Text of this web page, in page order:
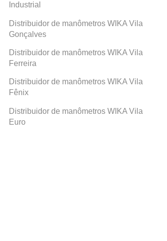
Distribuidor de manômetros WIKA
Prosperidade
Se você busca por Distribuidor de
Industrial
Distribuidor de manômetros WIKA Vila
Gonçalves
Distribuidor de manômetros WIKA Vila
Ferreira
Distribuidor de manômetros WIKA Vila
Fênix
Distribuidor de manômetros WIKA Vila
Euro